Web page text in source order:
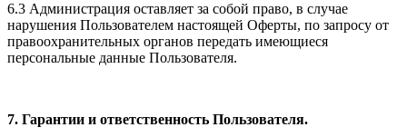
6.3 Администрация оставляет за собой право, в случае
нарушения Пользователем настоящей Оферты, по запросу от
правоохранительных органов передать имеющиеся
персональные данные Пользователя.
7. Гарантии и ответственность Пользователя.